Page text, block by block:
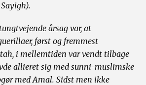
årsag var, at
først og fremmest
i mellemtiden var vendt tilbage
allieret sig med sunni-muslimske
med Amal. Sidst men ikke